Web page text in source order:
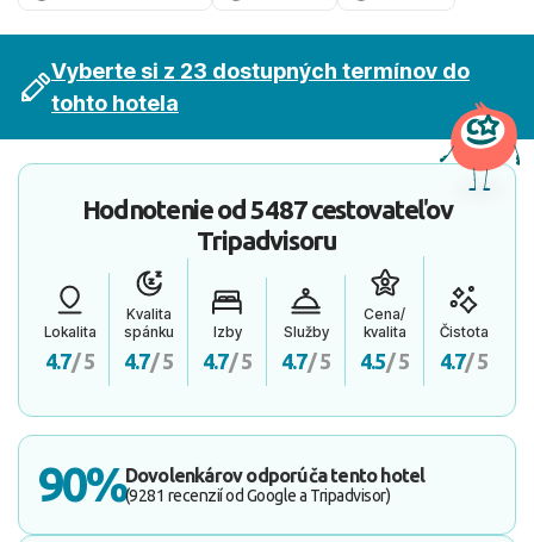
Vyberte si z 23 dostupných termínov do
tohto hotela
Hodnotenie od5487 cestovateľov
Tripadvisoru
Lokalita
4.7/ 5
Kvalita
spánku
4.7/ 5
Izby
4.7/ 5
Služby
4.7/ 5
Cena/
kvalita
4.5/ 5
Čistota
4.7/ 5
90%Dovolenkárov odporúča tento hotel
(9281 recenzií od Google a Tripadvisor)